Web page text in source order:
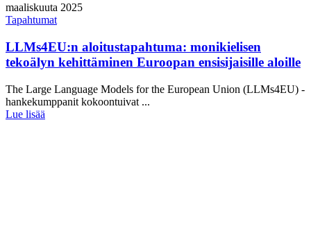
maaliskuuta 2025
Tapahtumat
LLMs4EU:n aloitustapahtuma: monikielisen
tekoälyn kehittäminen Euroopan ensisijaisille aloille
The Large Language Models for the European Union (LLMs4EU) -
hankekumppanit kokoontuivat ...
Lue lisää